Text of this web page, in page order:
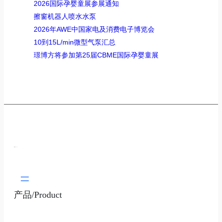
2026国际孕婴童展参展通知
擦窗机器人喷水水泵
2026年AWE中国家电及消费电子博览会
10到15L/min微型气泵汇总
璟博方将参加第25届CBME国际孕婴童展
产品/Product